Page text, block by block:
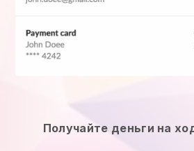
Получайте деньги на